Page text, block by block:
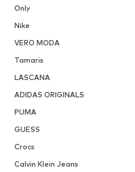
Only
Nike
VERO MODA
Tamaris
LASCANA
ADIDAS ORIGINALS
PUMA
GUESS
Crocs
Calvin Klein Jeans